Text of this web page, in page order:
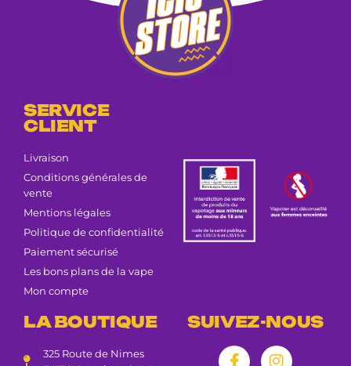
SERVICE
CLIENT
Livraison
Conditions générales de
vente
Mentions légales
Politique de confidentialité
Paiement sécurisé
Les bons plans de la vape
Mon compte
LA BOUTIQUE
325 Route de Nimes
SUIVEZ-NOUS